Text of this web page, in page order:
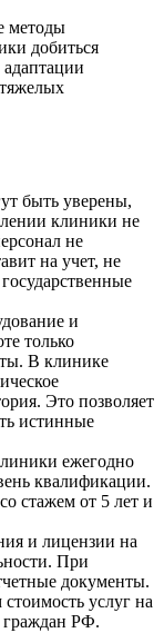
методы
добиться
быть уверены,
клиники не
не
на учет, не
и
только
В клинике
Это позволяет
истинные
ежегодно
квалификации.
стажем от 5 лет и
и лицензии на
При
документы.
услуг на
граждан РФ.